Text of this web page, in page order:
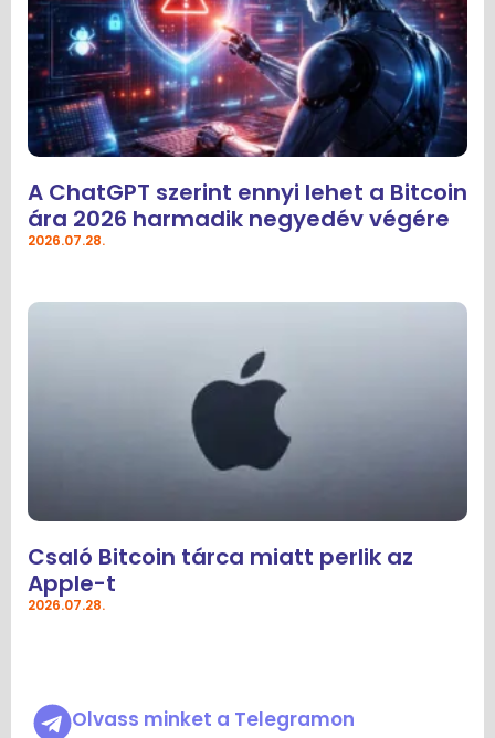
A ChatGPT szerint ennyi lehet a Bitcoin
ára 2026 harmadik negyedév végére
2026.07.28.
Csaló Bitcoin tárca miatt perlik az
Apple-t
2026.07.28.
Olvass minket a Telegramon